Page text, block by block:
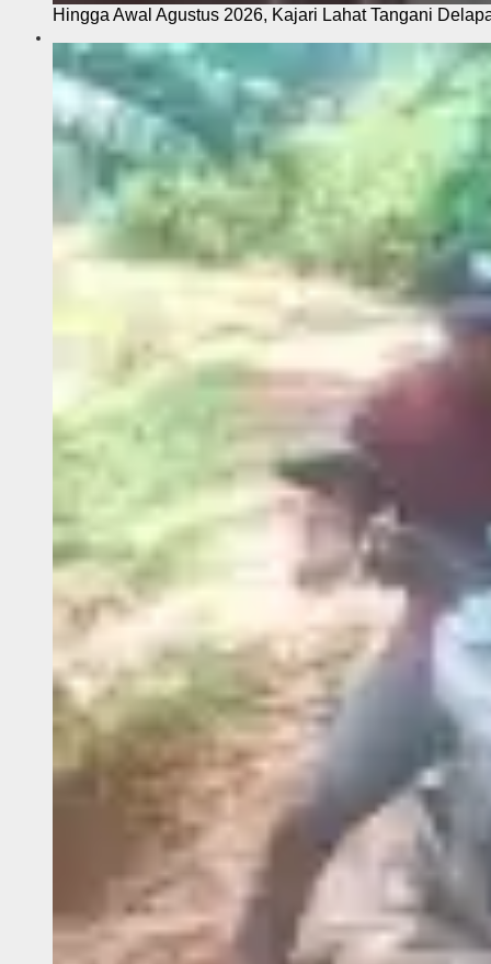
Hingga Awal Agustus 2026, Kajari Lahat Tangani